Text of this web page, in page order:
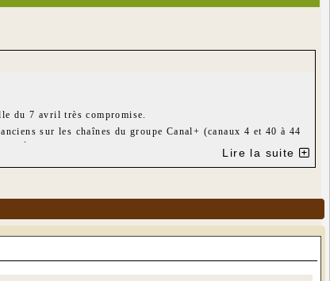
du 7 avril très compromise.
sur les chaînes du groupe Canal+ (canaux 4 et 40 à 44
moins.
Lire la suite